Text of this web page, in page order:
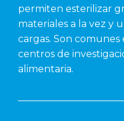
permiten esterilizar
materiales a la vez y
cargas. Son
centros de
alimentaria.